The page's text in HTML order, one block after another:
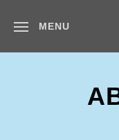
MENU